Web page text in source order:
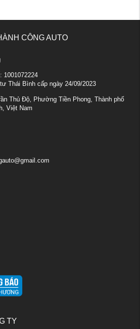
CÔNG AUTO
1001072224
Thái Bình cấp ngày 24/09/2023
Thủ Độ, Phường Tiền Phong, Thành phố
Việt Nam
TY